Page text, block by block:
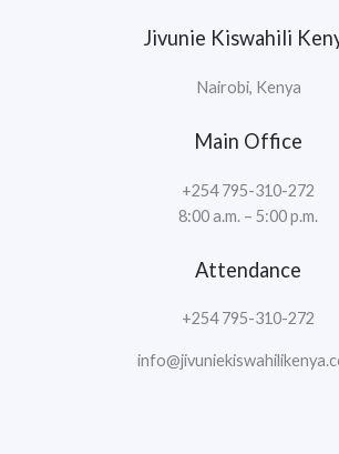
Jivunie Kiswahili
Nairobi, Kenya
Main Office
+254 795-310-272
8:00 a.m. – 5:00 p.m.
Attendance
+254 795-310-272